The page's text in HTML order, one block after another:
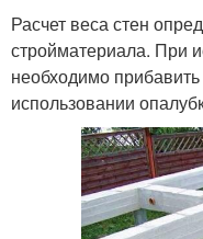
Расчет веса стен
стройматериала. При
необходимо
использовании